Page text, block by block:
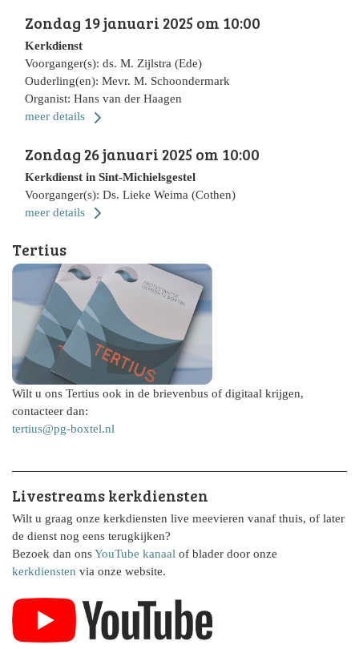
Zondag 19 januari 2025 om 10:00
Kerkdienst
Voorganger(s): ds. M. Zijlstra (Ede)
Ouderling(en): Mevr. M. Schoondermark
Organist: Hans van der Haagen
meer details
Zondag 26 januari 2025 om 10:00
Kerkdienst in Sint-Michielsgestel
Voorganger(s): Ds. Lieke Weima (Cothen)
meer details
Tertius
Wilt u ons Tertius ook in de brievenbus of digitaal krijgen,
contacteer dan:
tertius@pg-boxtel.nl
Livestreams kerkdiensten
Wilt u graag onze kerkdiensten live meevieren vanaf thuis, of later
de dienst nog eens terugkijken?
Bezoek dan onsYouTube kanaal of blader door onze
kerkdiensten via onze website.